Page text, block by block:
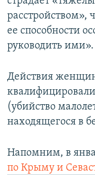
расстройством»,
ее способности
руководить ими».
Действия
(убийство
находящегося в
Напомним, в
по Крыму и